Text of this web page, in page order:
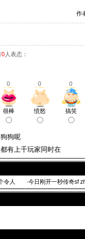
作
0人表态：
0 0 0
很棒 愤怒 搞笑
狗呢
有上千玩家同时在
令人 ·今日刚开一秒传奇sf
网